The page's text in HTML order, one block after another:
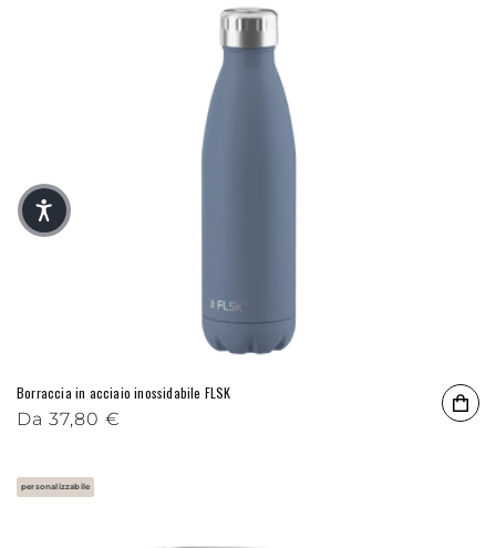
Borraccia in acciaio inossidabile FLSK
Prezzo di listino
Da 37,80 €
personalizzabile